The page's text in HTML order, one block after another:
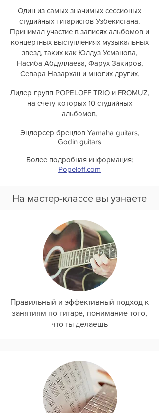
Один из самых значимых сессионых
студийных гитаристов Узбекистана.
Принимал участие в записях альбомов и
концертных выступлениях музыкальных
звезд, таких как Юлдуз Усманова,
Насиба Абдуллаева, Фарух Закиров,
Севара Назархан и многих других.
Лидер групп POPELOFF TRIO и FROMUZ,
на счету которых 10 студийных
альбомов.
Эндорсер брендов Yamaha guitars,
Godin guitars
Более подробная информация:
Popeloff.com
На мастер-классе вы узнаете
Правильный и эффективный подход к
занятиям по гитаре, понимание того,
что ты делаешь